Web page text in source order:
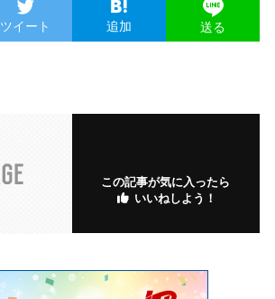
ツイート 追加 送る
この記事が気に入ったら
いいねしよう！